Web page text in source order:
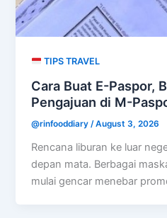
TIPS TRAVEL
Cara Buat E-Paspor,
Pengajuan di M-
@rinfooddiary /August 3, 2026
Rencana liburan ke luar
depan mata. Berbagai
mulai gencar menebar